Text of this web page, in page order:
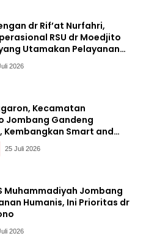
dr Rif’at Nurfahri,
RSU dr Moedjito
Utamakan Pelayanan
2026
Kecamatan
Jombang Gandeng
Kembangkan Smart and
Village, Ini Tujuannya
25 Juli 2026
Muhammadiyah Jombang
Humanis, Ini Prioritas dr
2026